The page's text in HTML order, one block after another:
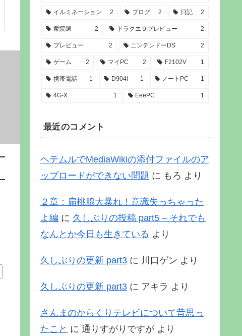
イルミネーション 2 ブログ 2 日記 2
衆院選 2 ドラクエ９プレビュー 2
プレビュー 2 ニンテンドーDS 2
ゲーム 2 マイPC 2 F2102V 1
携帯電話 1 D904i 1 ノートPC 1
4G-X 1 EeePC 1
最近のコメント
ヘテムルでMediaWikiの添付ファイルのア
ップロードができない問題 に もろ より
２章：扁桃腺大暴れ！意識失っちゃった
よ編 に 久しぶりの投稿 part5 – それでも
なんとか今日も生きている より
久しぶりの更新 part3 に 川口ゲン より
久しぶりの更新 part3 に アキラ より
さんまのからくりテレビについて昔思っ
たこと に 通りすがりですが より